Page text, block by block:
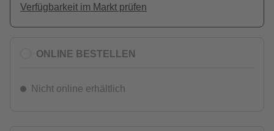
Verfügbarkeit im Markt prüfen
ONLINE BESTELLEN
Nicht online erhältlich